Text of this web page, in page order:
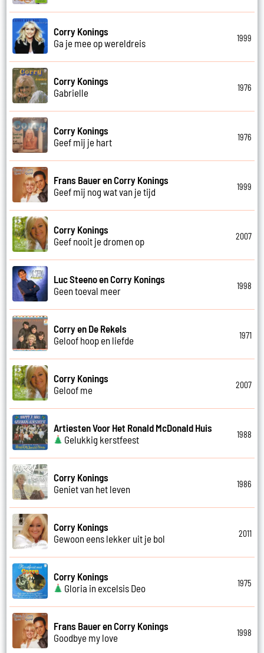
Corry Konings
Ga je mee op wereldreis
1999
Corry Konings
Gabrielle
1976
Corry Konings
Geef mij je hart
1976
Frans Bauer en Corry Konings
Geef mij nog wat van je tijd
1999
Corry Konings
Geef nooit je dromen op
2007
Luc Steeno en Corry Konings
Geen toeval meer
1998
Corry en De Rekels
Geloof hoop en liefde
1971
Corry Konings
Geloof me
2007
Artiesten Voor Het Ronald McDonald Huis
Gelukkig kerstfeest
1988
Corry Konings
Geniet van het leven
1986
Corry Konings
Gewoon eens lekker uit je bol
2011
Corry Konings
Gloria in excelsis Deo
1975
Frans Bauer en Corry Konings
Goodbye my love
1998